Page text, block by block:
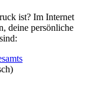
ist? Im Internet
deine persönliche